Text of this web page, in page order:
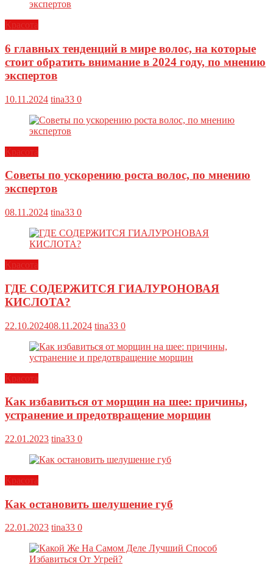
Красота
6 главных тенденций в мире волос, на которые
стоит обратить внимание в 2024 году, по мнению
экспертов
10.11.2024 tina33 0
Красота
Советы по ускорению роста волос, по мнению
экспертов
08.11.2024 tina33 0
Красота
ГДЕ СОДЕРЖИТСЯ ГИАЛУРОНОВАЯ
КИСЛОТА?
22.10.202408.11.2024 tina33 0
Красота
Как избавиться от морщин на шее: причины,
устранение и предотвращение морщин
22.01.2023 tina33 0
Красота
Как остановить шелушение губ
22.01.2023 tina33 0